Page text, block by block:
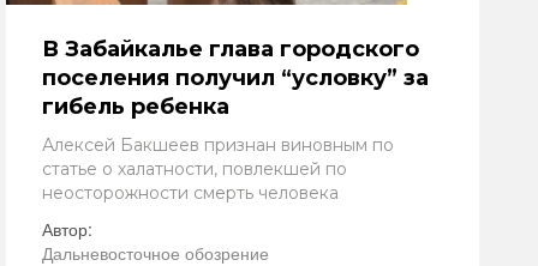
В Забайкалье глава городского
поселения получил “условку” за
гибель ребенка
Алексей Бакшеев признан виновным по
статье о халатности, повлекшей по
неосторожности смерть человека
Автор:
Дальневосточное обозрение